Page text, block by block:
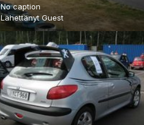
No caption
Lähettänyt Guest